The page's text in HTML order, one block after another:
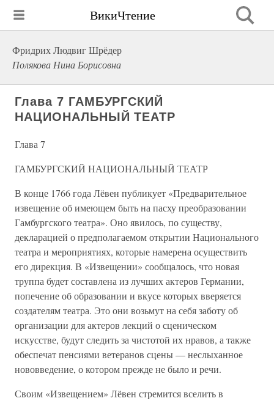
ВикиЧтение
Фридрих Людвиг Шрёдер
Полякова Нина Борисовна
Глава 7 ГАМБУРГСКИЙ
НАЦИОНАЛЬНЫЙ ТЕАТР
Глава 7
ГАМБУРГСКИЙ НАЦИОНАЛЬНЫЙ ТЕАТР
В конце 1766 года Лёвен публикует «Предварительное
извещение об имеющем быть на пасху преобразовании
Гамбургского театра». Оно явилось, по существу,
декларацией о предполагаемом открытии Национального
театра и мероприятиях, которые намерена осуществить
его дирекция. В «Извещении» сообщалось, что новая
труппа будет составлена из лучших актеров Германии,
попечение об образовании и вкусе которых вверяется
создателям театра. Это они возьмут на себя заботу об
организации для актеров лекций о сценическом
искусстве, будут следить за чистотой их нравов, а также
обеспечат пенсиями ветеранов сцены — неслыханное
нововведение, о котором прежде не было и речи.
Своим «Извещением» Лёвен стремится вселить в